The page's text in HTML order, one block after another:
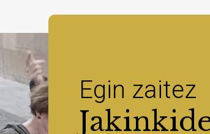
Egin zaitez